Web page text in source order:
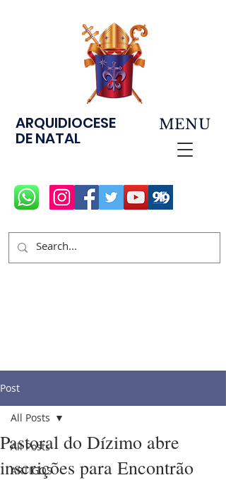
ARQUIDIOCESE
DE NATAL
MENU
Post
All Posts
ARTIGOS
All Posts
Pastoral do Dízimo abre
inscrições para Encontrão